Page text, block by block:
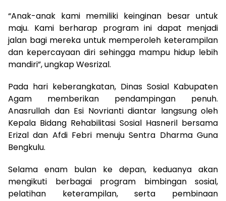
“Anak-anak kami memiliki keinginan besar untuk
maju. Kami berharap program ini dapat menjadi
jalan bagi mereka untuk memperoleh keterampilan
dan kepercayaan diri sehingga mampu hidup lebih
mandiri”, ungkap Wesrizal.
Pada hari keberangkatan, Dinas Sosial Kabupaten
Agam memberikan pendampingan penuh.
Anasrullah dan Esi Novrianti diantar langsung oleh
Kepala Bidang Rehabilitasi Sosial Hasneril bersama
Erizal dan Afdi Febri menuju Sentra Dharma Guna
Bengkulu.
Selama enam bulan ke depan, keduanya akan
mengikuti berbagai program bimbingan sosial,
pelatihan keterampilan, serta pembinaan